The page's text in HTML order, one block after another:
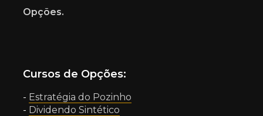
Opções.
Cursos de Opções:
- Estratégia do Pozinho
- Dividendo Sintético